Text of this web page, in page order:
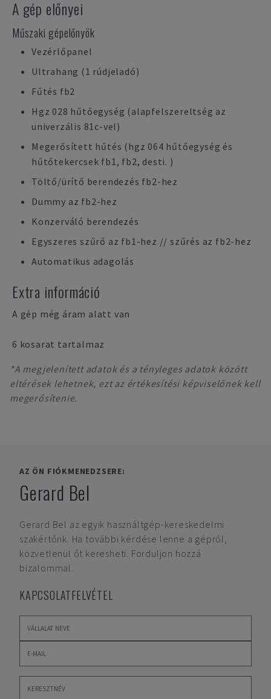
A gép előnyei
Műszaki gépelőnyök
Vezérlőpanel
Ultrahang (1 rúdjeladó)
Fűtés fb2
Hgz 028 hűtőegység (alapfelszereltség az
univerzális 81c-vel)
Megerősített hűtés (hgz 064 hűtőegység és
hűtőtekercsek fb1, fb2, desti. )
Töltő/ürítő berendezés fb2-hez
Dummy az fb2-hez
Konzerváló berendezés
Egyszeres szűrő az fb1-hez // szűrés az fb2-hez
Automatikus adagolás
Extra információ
A gép még áram alatt van
6 kosarat tartalmaz
*A megjelenített adatok és a tényleges adatok között
eltérések lehetnek, ezt az értékesítési képviselőnek kell
megerősítenie.
AZ ÖN FIÓKMENEDZSERE:
Gerard Bel
Gerard Bel az egyik használtgép-kereskedelmi
szakértőnk. Ha további kérdése lenne a gépről,
közvetlenül őt keresheti. Forduljon hozzá
bizalommal.
KAPCSOLATFELVÉTEL